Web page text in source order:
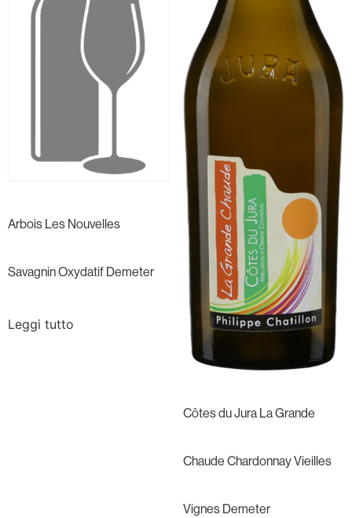
Arbois Les Nouvelles
Savagnin Oxydatif Demeter
Leggi tutto
Côtes du Jura La Grande
Chaude Chardonnay Vieilles
Vignes Demeter